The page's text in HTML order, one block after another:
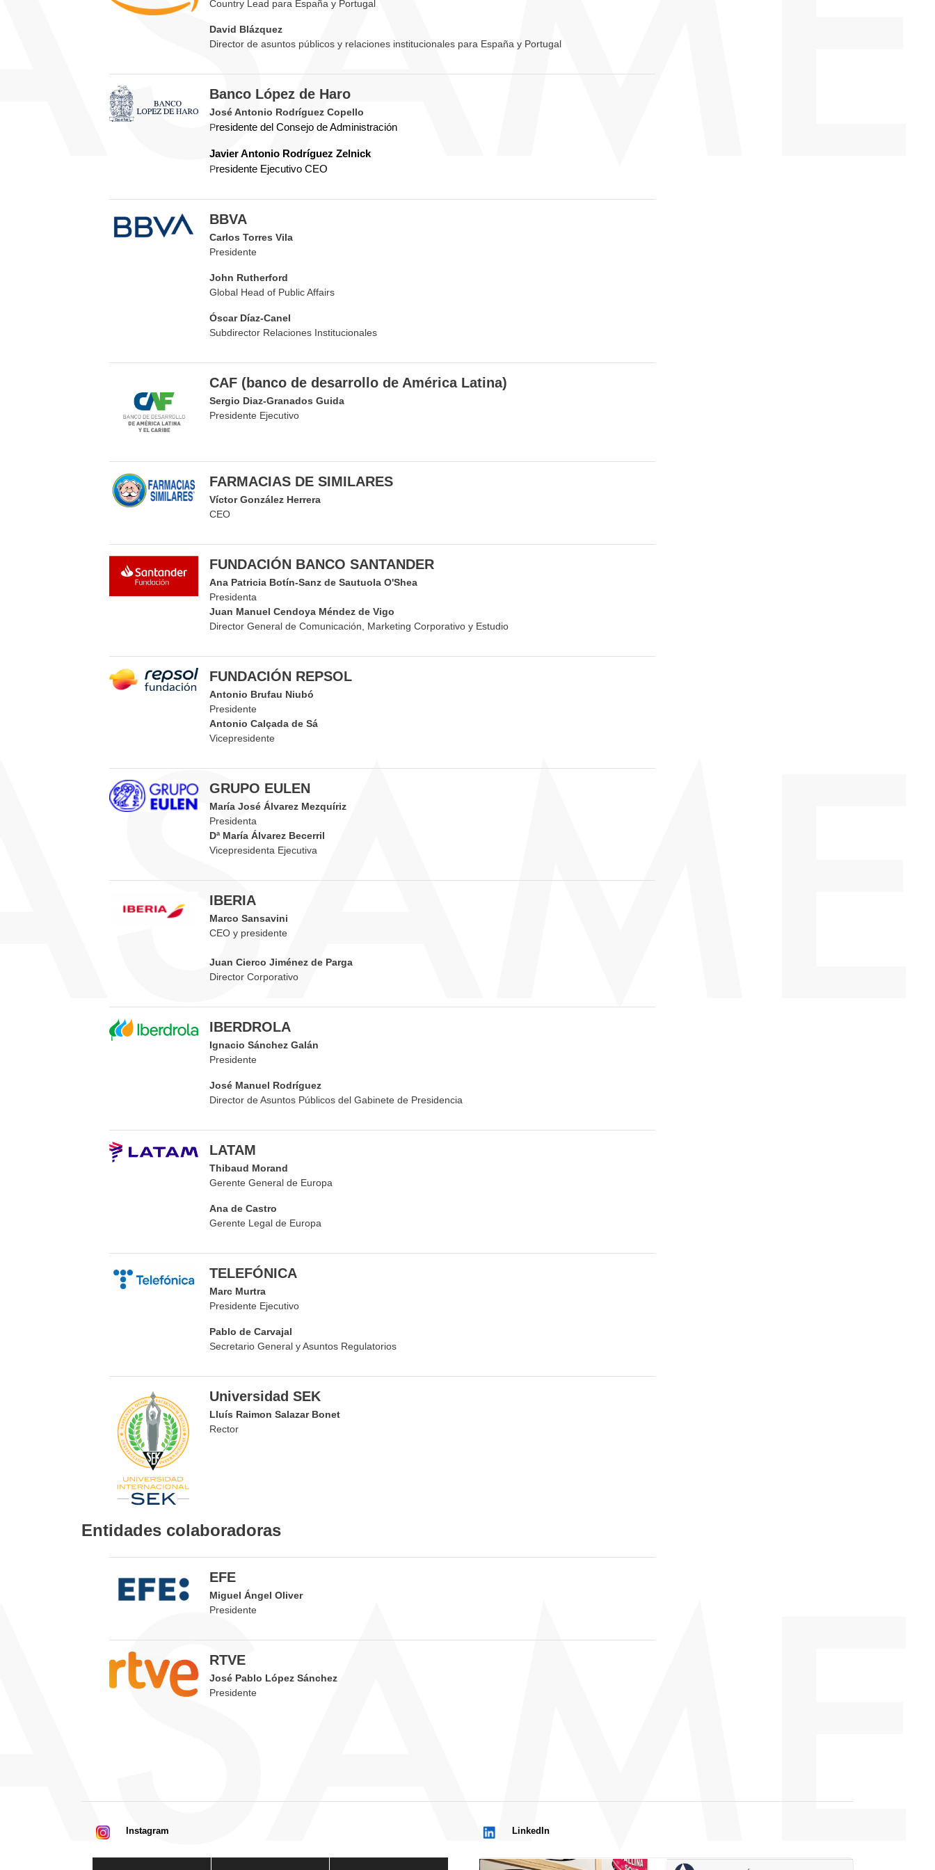
Country Lead para España y Portugal
David Blázquez
Director de asuntos públicos y relaciones institucionales para España y Portugal
Banco López de Haro
José Antonio Rodríguez Copello
Presidente del Consejo de Administración
Javier Antonio Rodríguez Zelnick
Presidente Ejecutivo CEO
BBVA
Carlos Torres Vila
Presidente
John Rutherford
Global Head of Public Affairs
Óscar Díaz-Canel
Subdirector Relaciones Institucionales
CAF (banco de desarrollo de América Latina)
Sergio Diaz-Granados Guida
Presidente Ejecutivo
FARMACIAS DE SIMILARES
Víctor González Herrera
CEO
FUNDACIÓN BANCO SANTANDER
Ana Patricia Botín-Sanz de Sautuola O'Shea
Presidenta
Juan Manuel Cendoya Méndez de Vigo
Director General de Comunicación, Marketing Corporativo y Estudio
FUNDACIÓN REPSOL
Antonio Brufau Niubó
Presidente
Antonio Calçada de Sá
Vicepresidente
GRUPO EULEN
María José Álvarez Mezquíriz
Presidenta
Dª María Álvarez Becerril
Vicepresidenta Ejecutiva
IBERIA
Marco Sansavini
CEO y presidente
Juan Cierco Jiménez de Parga
Director Corporativo
IBERDROLA
Ignacio Sánchez Galán
Presidente
José Manuel Rodríguez
Director de Asuntos Públicos del Gabinete de Presidencia
LATAM
Thibaud Morand
Gerente General de Europa
Ana de Castro
Gerente Legal de Europa
TELEFÓNICA
Marc Murtra
Presidente Ejecutivo
Pablo de Carvajal
Secretario General y Asuntos Regulatorios
Universidad SEK
Lluís Raimon Salazar Bonet
Rector
Entidades colaboradoras
EFE
Miguel Ángel Oliver
Presidente
RTVE
José Pablo López Sánchez
Presidente
Instagram LinkedIn